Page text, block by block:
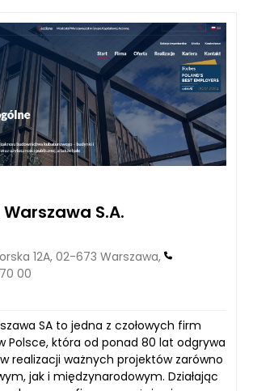
S.A.
12A, 02-673 Warszawa,
00
SA to jedna z czołowych firm
Polsce, która od ponad 80 lat odgrywa
realizacji ważnych projektów zarówno
jak i międzynarodowym. Działając